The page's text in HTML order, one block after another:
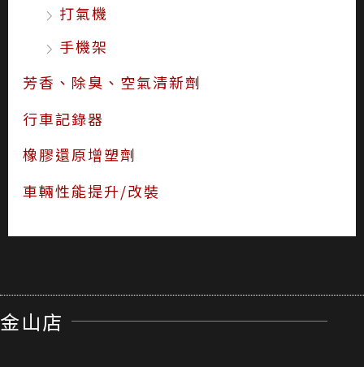
打氣機
手機架
芳香、除臭、空氣清新劑
行車記錄器
橡膠還原增塑劑
車輛性能提升/改裝
金山店